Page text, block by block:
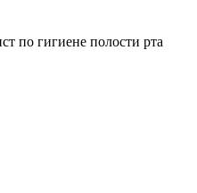
по гигиене полости рта